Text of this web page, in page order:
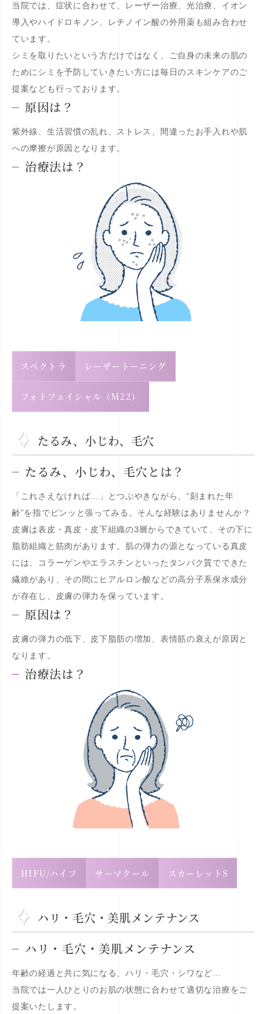
当院では、症状に合わせて、レーザー治療、光治療、イオン
導入やハイドロキノン、レチノイン酸の外用薬も組み合わせ
ています。
シミを取りたいという方だけではなく、ご自身の未来の肌の
ためにシミを予防していきたい方には毎日のスキンケアのご
提案なども行っております。
原因は？
紫外線、生活習慣の乱れ、ストレス、間違ったお手入れや肌
への摩擦が原因となります。
治療法は？
スペクトラ レーザートーニング
フォトフェイシャル（M22）
たるみ、小じわ、毛穴
たるみ、小じわ、毛穴とは？
「これさえなければ…」とつぶやきながら、“刻まれた年
齢”を指でピンッと張ってみる。そんな経験はありませんか？
皮膚は表皮・真皮・皮下組織の3層からできていて、その下に
脂肪組織と筋肉があります。肌の弾力の源となっている真皮
には、コラーゲンやエラスチンといったタンパク質でできた
繊維があり、その間にヒアルロン酸などの高分子系保水成分
が存在し、皮膚の弾力を保っています。
原因は？
皮膚の弾力の低下、皮下脂肪の増加、表情筋の衰えが原因と
なります。
治療法は？
HIFU/ハイフ サーマクール スカーレットS
ハリ・毛穴・美肌メンテナンス
ハリ・毛穴・美肌メンテナンス
年齢の経過と共に気になる、ハリ・毛穴・シワなど…
当院では一人ひとりのお肌の状態に合わせて適切な治療をご
提案いたします。